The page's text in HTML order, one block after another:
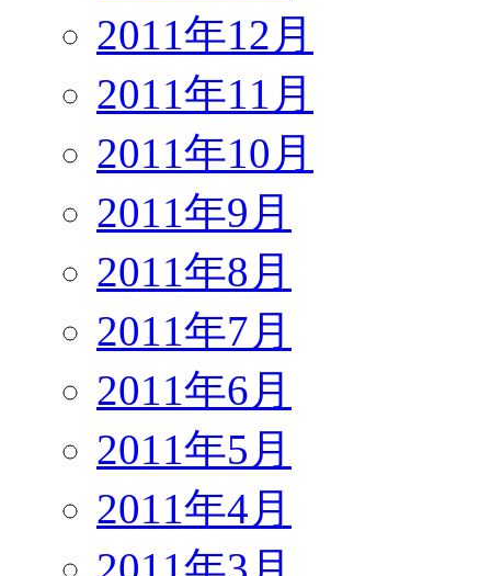
2011年12月
2011年11月
2011年10月
2011年9月
2011年8月
2011年7月
2011年6月
2011年5月
2011年4月